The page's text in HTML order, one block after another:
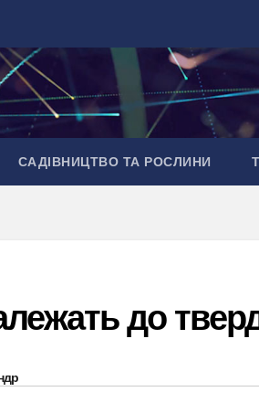
САДІВНИЦТВО ТА РОСЛИНИ
до